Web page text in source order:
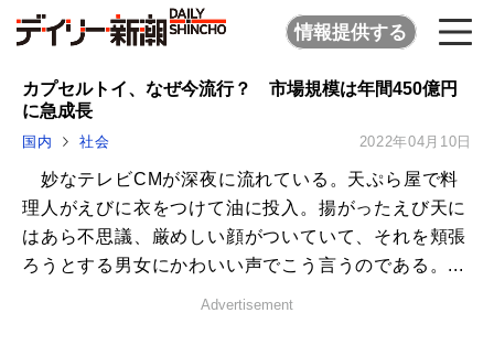
情報提供する
カプセルトイ、なぜ今流行？ 市場規模は年間450億円
に急成長
国内 社会 2022年04月10日
妙なテレビCMが深夜に流れている。天ぷら屋で料
理人がえびに衣をつけて油に投入。揚がったえび天に
はあら不思議、厳めしい顔がついていて、それを頬張
ろうとする男女にかわいい声でこう言うのである。...
Advertisement